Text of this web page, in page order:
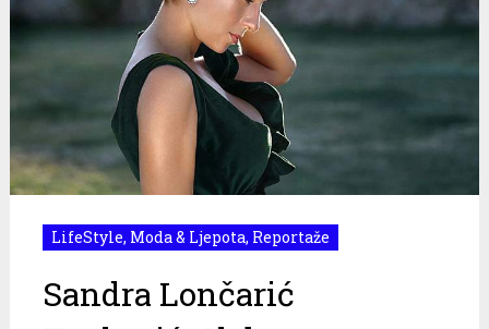
LifeStyle, Moda & Ljepota, Reportaže
Sandra Lončarić